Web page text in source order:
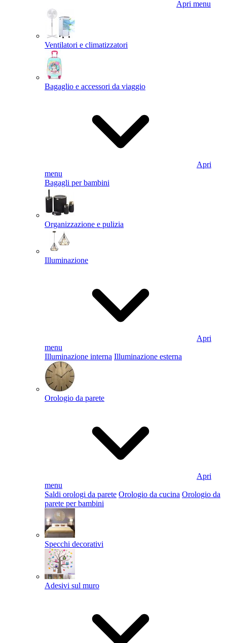
Apri menu
Ventilatori e climatizzatori
Bagaglio e accessori da viaggio
Apri
menu
Bagagli per bambini
Organizzazione e pulizia
Illuminazione
Apri
menu
Illuminazione interna Illuminazione esterna
Orologio da parete
Apri
menu
Saldi orologi da parete Orologio da cucina Orologio da
parete per bambini
Specchi decorativi
Adesivi sul muro